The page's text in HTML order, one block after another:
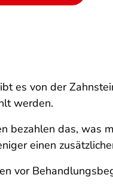
es von der
werden.
bezahlen das, was
einen
vor